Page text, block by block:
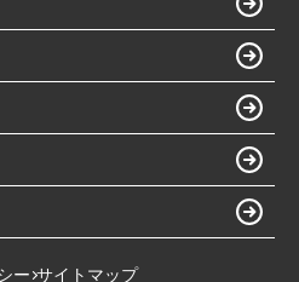
ー サイトマップ